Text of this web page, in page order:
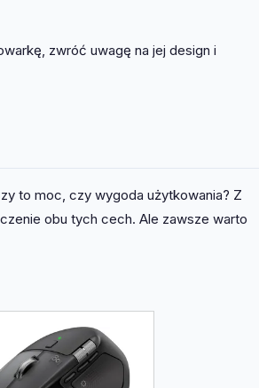
zwróć uwagę na jej design i
to moc, czy wygoda użytkowania? Z
obu tych cech. Ale zawsze warto